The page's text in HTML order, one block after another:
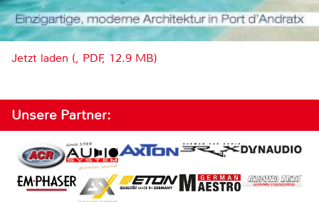
Jetzt laden (, PDF, 12.9 MB)
Unsere Partner: